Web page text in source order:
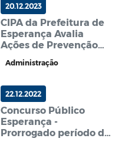
20.12.2023
CIPA da Prefeitura de
Esperança Avalia
Ações de Prevenção
Administração
22.12.2022
Concurso Público
Esperança -
Prorrogado período de